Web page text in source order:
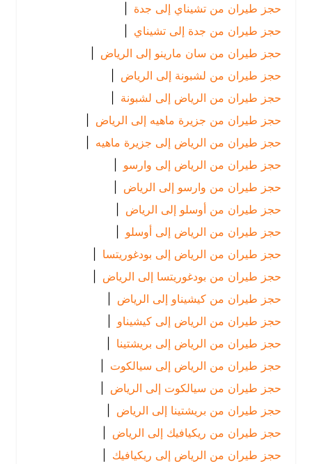
حجز طيران من تشيناي إلى جدة
حجز طيران من جدة إلى تشيناي |
حجز طيران من سان مارينو إلى الرياض
|
حجز طيران من لشبونة إلى الرياض
|
حجز طيران من الرياض إلى لشبونة |
حجز طيران من جزيرة ماهيه إلى الرياض
|
حجز طيران من الرياض إلى جزيرة ماهيه |
حجز طيران من الرياض إلى وارسو
|
حجز طيران من وارسو إلى الرياض
|
حجز طيران من أوسلو إلى الرياض
|
حجز طيران من الرياض إلى أوسلو
|
حجز طيران من الرياض إلى بودغوريتسا
|
حجز طيران من بودغوريتسا إلى الرياض
|
حجز طيران من كيشيناو إلى الرياض
|
حجز طيران من الرياض إلى كيشيناو |
حجز طيران من الرياض إلى بريشتينا |
حجز طيران من الرياض إلى سيالكوت |
حجز طيران من سيالكوت إلى الرياض
|
حجز طيران من بريشتينا إلى الرياض
|
حجز طيران من ريكيافيك إلى الرياض
|
حجز طيران من الرياض إلى ريكيافيك |